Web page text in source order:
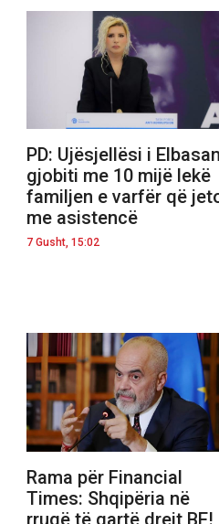
PD: Ujësjellësi i
gjobiti me 10 mijë lekë
familjen e varfër që
me asistencë
7 Gusht, 15:02
Rama për Financial
Times: Shqipëria në
rrugë të qartë drejt BE!